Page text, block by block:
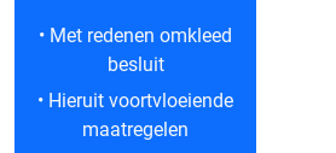
• Met redenen omkleed
besluit
• Hieruit voortvloeiende
maatregelen